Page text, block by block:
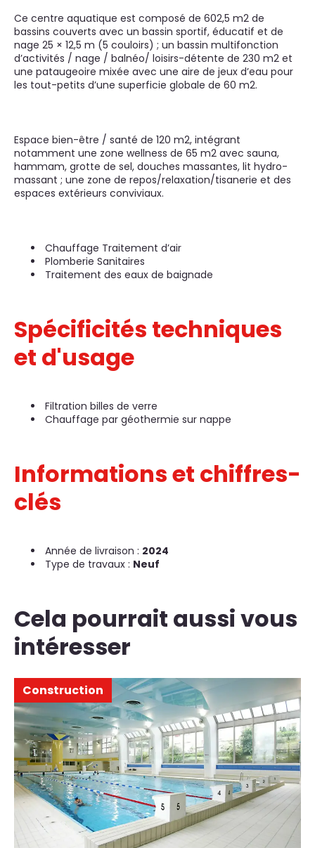
Ce centre aquatique est composé de 602,5 m2 de
bassins couverts avec un bassin sportif, éducatif et de
nage 25 × 12,5 m (5 couloirs) ; un bassin multifonction
d’activités / nage / balnéo/ loisirs-détente de 230 m2 et
une pataugeoire mixée avec une aire de jeux d’eau pour
les tout-petits d’une superficie globale de 60 m2.
Espace bien-être / santé de 120 m2, intégrant
notamment une zone wellness de 65 m2 avec sauna,
hammam, grotte de sel, douches massantes, lit hydro-
massant ; une zone de repos/relaxation/tisanerie et des
espaces extérieurs conviviaux.
Chauffage Traitement d’air
Plomberie Sanitaires
Traitement des eaux de baignade
Spécificités techniques
et d'usage
Filtration billes de verre
Chauffage par géothermie sur nappe
Informations et chiffres-
clés
Année de livraison : 2024
Type de travaux : Neuf
Cela pourrait aussi vous
intéresser
Construction